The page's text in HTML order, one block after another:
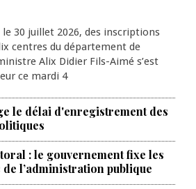
30 juillet 2026, des inscriptions
centres du département de
Alix Didier Fils-Aimé s’est
ce mardi 4
le délai d'enregistrement des
: le gouvernement fixe les
l’administration publique